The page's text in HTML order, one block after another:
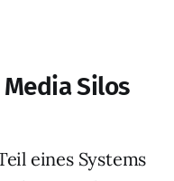
Silos
eines Systems